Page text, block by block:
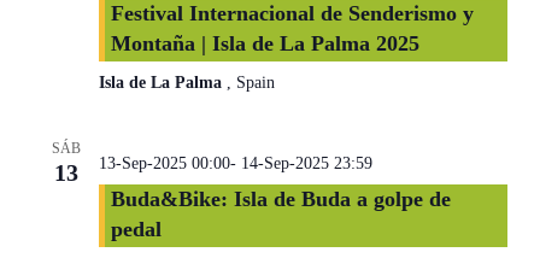
Festival Internacional de Senderismo y
Montaña | Isla de La Palma 2025
Isla de La Palma , Spain
SÁB
13 13-Sep-2025 00:00- 14-Sep-2025 23:59
Buda&Bike: Isla de Buda a golpe de
pedal